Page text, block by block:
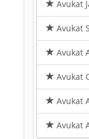
Avukat
Avukat
Avukat
Avukat
Avukat
Avukat